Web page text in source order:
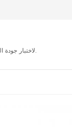
GB-M1 لاختبار جودة الختم المحكم وأداء أكياس التغليف والزجاجات والعلب وما إلى ذلك، المستخدمة في صناعات الأغذية والمشروبات والأدوية والعناية الشخصية وما إلى ذلك.